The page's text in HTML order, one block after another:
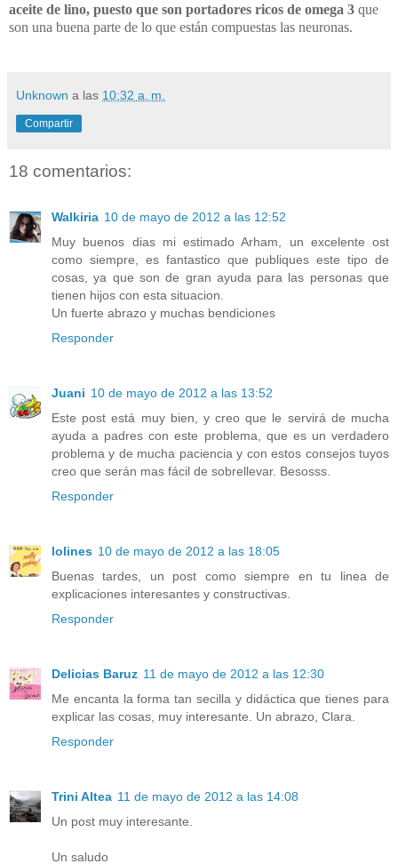
aceite de lino, puesto que son portadores ricos de omega 3 que
son una buena parte de lo que están compuestas las neuronas.
Unknown a las 10:32 a. m.
Compartir
18 comentarios:
Walkiria 10 de mayo de 2012 a las 12:52
Muy buenos dias mi estimado Arham, un excelente ost
como siempre, es fantastico que publiques este tipo de
cosas, ya que son de gran ayuda para las personas que
tienen hijos con esta situacion.
Un fuerte abrazo y muchas bendiciones
Responder
Juani 10 de mayo de 2012 a las 13:52
Este post está muy bien, y creo que le servirá de mucha
ayuda a padres con este problema, que es un verdadero
problema y de mucha paciencia y con estos consejos tuyos
creo que serán mas fácil de sobrellevar. Besosss.
Responder
lolines 10 de mayo de 2012 a las 18:05
Buenas tardes, un post como siempre en tu linea de
explicaciones interesantes y constructivas.
Responder
Delicias Baruz 11 de mayo de 2012 a las 12:30
Me encanta la forma tan secilla y didáctica que tienes para
explicar las cosas, muy interesante. Un abrazo, Clara.
Responder
Trini Altea 11 de mayo de 2012 a las 14:08
Un post muy interesante.
Un saludo